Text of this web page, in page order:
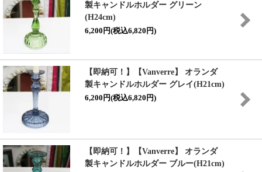
製キャンドルホルダー グリーン
(H24cm)
6,200円(税込6,820円)
【即納可！】【Vanverre】 オランダ
製キャンドルホルダー グレイ(H21cm)
6,200円(税込6,820円)
【即納可！】【Vanverre】 オランダ
製キャンドルホルダー ブルー(H21cm)